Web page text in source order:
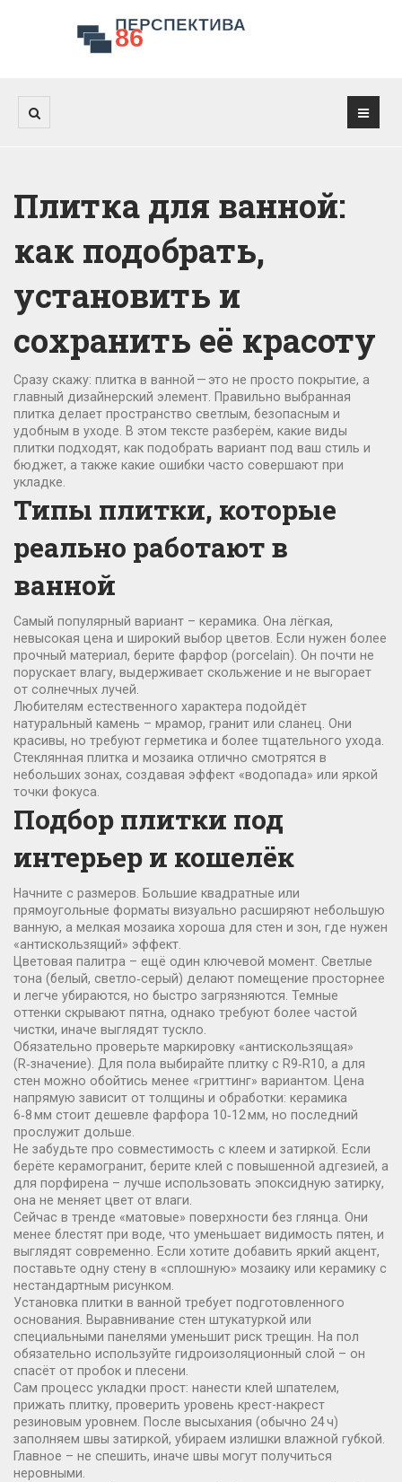
Плитка для ванной:
как подобрать,
установить и
сохранить её красоту
Сразу скажу: плитка в ванной — это не просто покрытие, а
главный дизайнерский элемент. Правильно выбранная
плитка делает пространство светлым, безопасным и
удобным в уходе. В этом тексте разберём, какие виды
плитки подходят, как подобрать вариант под ваш стиль и
бюджет, а также какие ошибки часто совершают при
укладке.
Типы плитки, которые
реально работают в
ванной
Самый популярный вариант – керамика. Она лёгкая,
невысокая цена и широкий выбор цветов. Если нужен более
прочный материал, берите фарфор (porcelain). Он почти не
порускает влагу, выдерживает скольжение и не выгорает
от солнечных лучей.
Любителям естественного характера подойдёт
натуральный камень – мрамор, гранит или сланец. Они
красивы, но требуют герметика и более тщательного ухода.
Стеклянная плитка и мозаика отлично смотрятся в
небольших зонах, создавая эффект «водопада» или яркой
точки фокуса.
Подбор плитки под
интерьер и кошелёк
Начните с размеров. Большие квадратные или
прямоугольные форматы визуально расширяют небольшую
ванную, а мелкая мозаика хороша для стен и зон, где нужен
«антискользящий» эффект.
Цветовая палитра – ещё один ключевой момент. Светлые
тона (белый, светло‑серый) делают помещение просторнее
и легче убираются, но быстро загрязняются. Темные
оттенки скрывают пятна, однако требуют более частой
чистки, иначе выглядят тускло.
Обязательно проверьте маркировку «антискользящая»
(R‑значение). Для пола выбирайте плитку с R9‑R10, а для
стен можно обойтись менее «гриттинг» вариантом. Цена
напрямую зависит от толщины и обработки: керамика
6‑8 мм стоит дешевле фарфора 10‑12 мм, но последний
прослужит дольше.
Не забудьте про совместимость с клеем и затиркой. Если
берёте керамогранит, берите клей с повышенной адгезией, а
для порфирена – лучше использовать эпоксидную затирку,
она не меняет цвет от влаги.
Сейчас в тренде «матовые» поверхности без глянца. Они
менее блестят при воде, что уменьшает видимость пятен, и
выглядят современно. Если хотите добавить яркий акцент,
поставьте одну стену в «сплошную» мозаику или керамику с
нестандартным рисунком.
Установка плитки в ванной требует подготовленного
основания. Выравнивание стен штукатуркой или
специальными панелями уменьшит риск трещин. На пол
обязательно используйте гидроизоляционный слой – он
спасёт от пробок и плесени.
Сам процесс укладки прост: нанести клей шпателем,
прижать плитку, проверить уровень крест-накрест
резиновым уровнем. После высыхания (обычно 24 ч)
заполняем швы затиркой, убираем излишки влажной губкой.
Главное – не спешить, иначе швы могут получиться
неровными.